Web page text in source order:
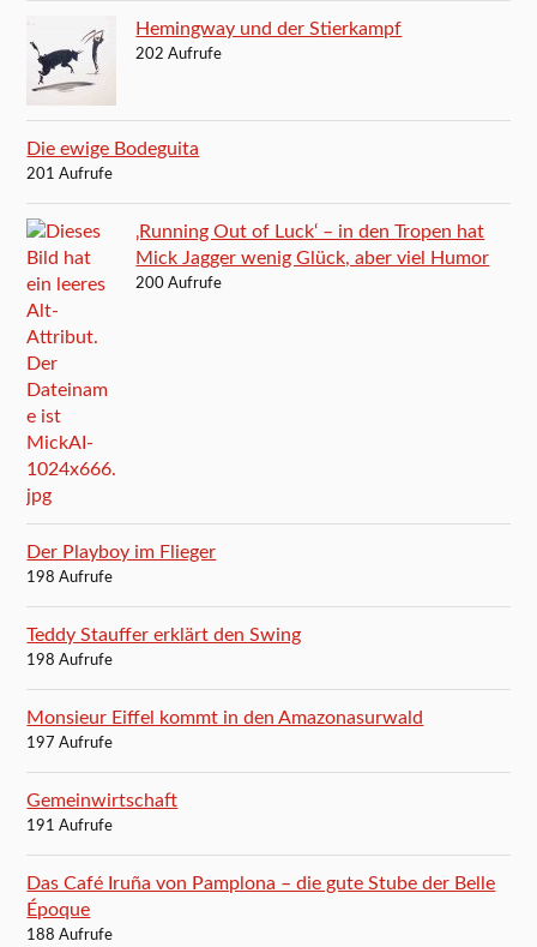
Hemingway und der Stierkampf
202 Aufrufe
Die ewige Bodeguita
201 Aufrufe
‚Running Out of Luck‘ – in den Tropen hat
Mick Jagger wenig Glück, aber viel Humor
200 Aufrufe
Der Playboy im Flieger
198 Aufrufe
Teddy Stauffer erklärt den Swing
198 Aufrufe
Monsieur Eiffel kommt in den Amazonasurwald
197 Aufrufe
Gemeinwirtschaft
191 Aufrufe
Das Café Iruña von Pamplona – die gute Stube der Belle
Époque
188 Aufrufe